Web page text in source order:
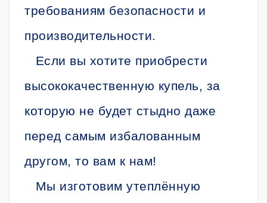
требованиям безопасности и
производительности.
Если вы хотите приобрести
высококачественную купель, за
которую не будет стыдно даже
перед самым избалованным
другом, то вам к нам!
Мы изготовим утеплённую